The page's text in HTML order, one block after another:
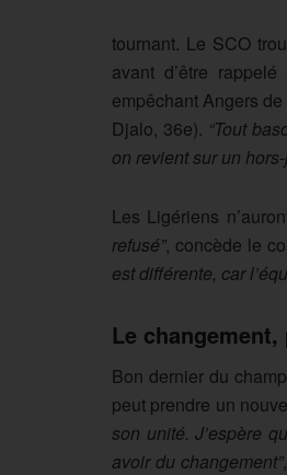
tournant. Le SCO
avant d’être
empêchant Angers
Djalo, 36e). “Tout
on revient sur un
Les Ligériens
refusé”, concède le
est différente, car
Le
Bon dernier du
peut prendre un
son unité. J’espère
avoir du changement”